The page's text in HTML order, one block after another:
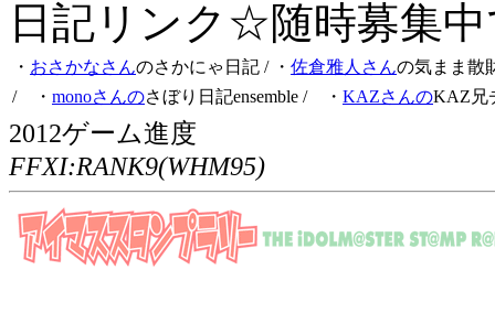
日記リンク☆随時募集
・ おさかなさんのさかにゃ日記 / ・ 佐倉雅人さんの気まま散
/ ・ monoさんのさぼり日記ensemble / ・ KAZさんのKAZ兄
2012ゲーム進度
FFXI:RANK9(WHM95)